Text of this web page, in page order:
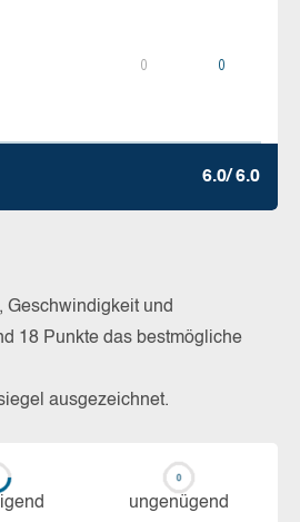
0 0
6.0/ 6.0
Geschwindigkeit und
18 Punkte das bestmögliche
ausgezeichnet.
un­ge­nü­gend